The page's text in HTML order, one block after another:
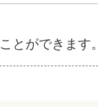
ことができます。